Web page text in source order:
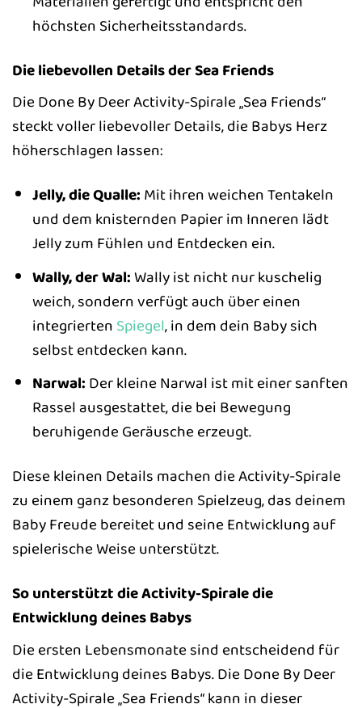
höchsten Sicherheitsstandards.
Die liebevollen Details der Sea Friends
Die Done By Deer Activity-Spirale „Sea Friends“
steckt voller liebevoller Details, die Babys Herz
höherschlagen lassen:
Jelly, die Qualle: Mit ihren weichen Tentakeln
und dem knisternden Papier im Inneren lädt
Jelly zum Fühlen und Entdecken ein.
Wally, der Wal:Wally ist nicht nur kuschelig
weich, sondern verfügt auch über einen
integrierten Spiegel, in dem dein Baby sich
selbst entdecken kann.
Narwal: Der kleine Narwal ist mit einer sanften
Rassel ausgestattet, die bei Bewegung
beruhigende Geräusche erzeugt.
Diese kleinen Details machen die Activity-Spirale
zu einem ganz besonderen Spielzeug, das deinem
Baby Freude bereitet und seine Entwicklung auf
spielerische Weise unterstützt.
So unterstützt die Activity-Spirale die
Entwicklung deines Babys
Die ersten Lebensmonate sind entscheidend für
die Entwicklung deines Babys. Die Done By Deer
Activity-Spirale „Sea Friends“ kann in dieser